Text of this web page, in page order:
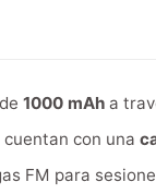
1000 mAh a
con una
FM para